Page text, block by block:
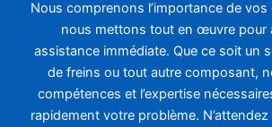
Nous comprenons l’importance de
nous mettons tout en œuvre pour
assistance immédiate. Que ce soit un
de freins ou tout autre composant,
compétences et l’expertise
rapidement votre problème.